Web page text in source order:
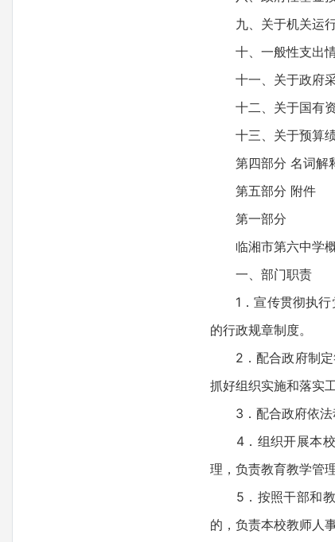
九、关于机关运行
十、一般性支出
十一、关于政府采
十二、关于国有资
十三、关于预算绩
第四部分 名词解
第五部分 附件
第一部分
临湘市第六中学
一、部门职责
1．宣传贯彻执行
的行政规章制度。
2．配合政府制定
抓好组织实施和落实工
3．配合政府依法动
4．组织开展本校
理，负责教育教学管
5．按照干部和教
的，负责本校教师人